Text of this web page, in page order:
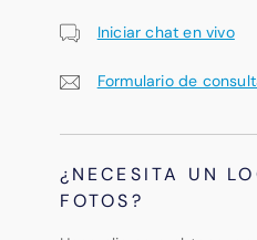
Iniciar chat en vivo
Formulario de
¿NECESITA UN
FOTOS?